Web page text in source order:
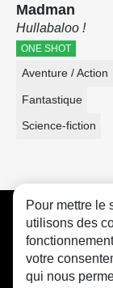
Madman
Hullabaloo !
ONE SHOT
Aventure / Action
Fantastique
Science-fiction
CGU
Pour mettre le
utilisons des
votre
qui nous